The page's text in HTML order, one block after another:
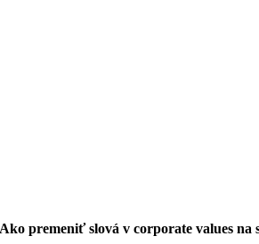
Ako premeniť slová v corporate values na